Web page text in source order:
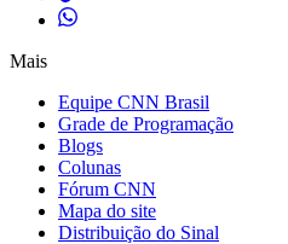
Mais
Equipe CNN Brasil
Grade de Programação
Blogs
Colunas
Fórum CNN
Mapa do site
Distribuição do Sinal